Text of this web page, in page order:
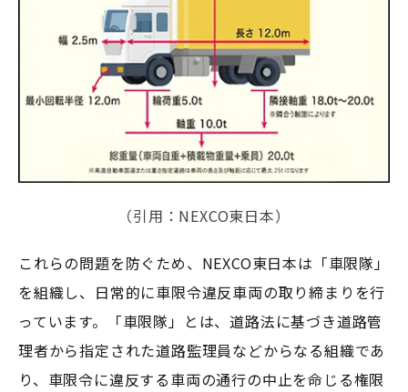
（引用：NEXCO東日本）
これらの問題を防ぐため、NEXCO東日本は「車限隊」
を組織し、日常的に車限令違反車両の取り締まりを行
っています。「車限隊」とは、道路法に基づき道路管
理者から指定された道路監理員などからなる組織であ
り、車限令に違反する車両の通行の中止を命じる権限